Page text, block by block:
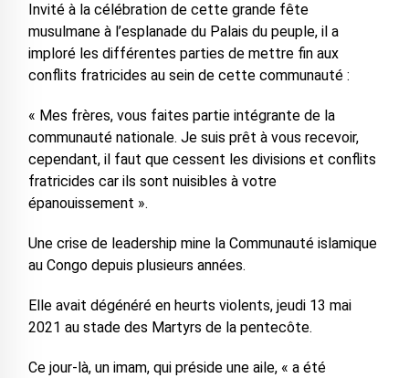
Invité à la célébration de cette grande fête
musulmane à l’esplanade du Palais du peuple, il a
imploré les différentes parties de mettre fin aux
conflits fratricides au sein de cette communauté :
« Mes frères, vous faites partie intégrante de la
communauté nationale. Je suis prêt à vous recevoir,
cependant, il faut que cessent les divisions et conflits
fratricides car ils sont nuisibles à votre
épanouissement ».
Une crise de leadership mine la Communauté islamique
au Congo depuis plusieurs années.
Elle avait dégénéré en heurts violents, jeudi 13 mai
2021 au stade des Martyrs de la pentecôte.
Ce jour-là, un imam, qui préside une aile, « a été